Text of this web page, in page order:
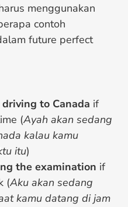
menggunakan
contoh
future perfect
to Canada if
(Ayah akan sedang
kalau kamu
itu)
the examination if
(Aku akan sedang
kamu datang di jam